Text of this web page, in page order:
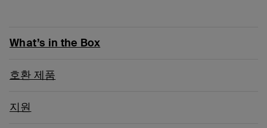
What’s in the Box
호환 제품
지원